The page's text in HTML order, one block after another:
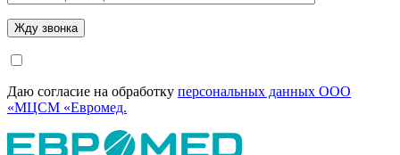
Даю согласие на обработку персональных данных ООО
«МЦСМ «Евромед.